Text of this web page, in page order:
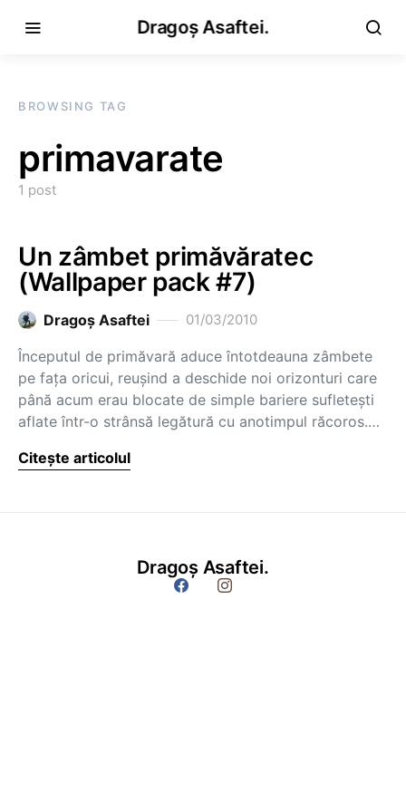
Dragoș Asaftei.
BROWSING TAG
primavarate
1 post
Un zâmbet primăvăratec
(Wallpaper pack #7)
Dragoş Asaftei 01/03/2010
Începutul de primăvară aduce întotdeauna zâmbete
pe faţa oricui, reuşind a deschide noi orizonturi care
până acum erau blocate de simple bariere sufleteşti
aflate într-o strânsă legătură cu anotimpul răcoros.…
Citește articolul
Dragoș Asaftei.